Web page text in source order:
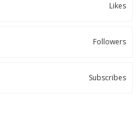
Likes
Followers
Subscribes